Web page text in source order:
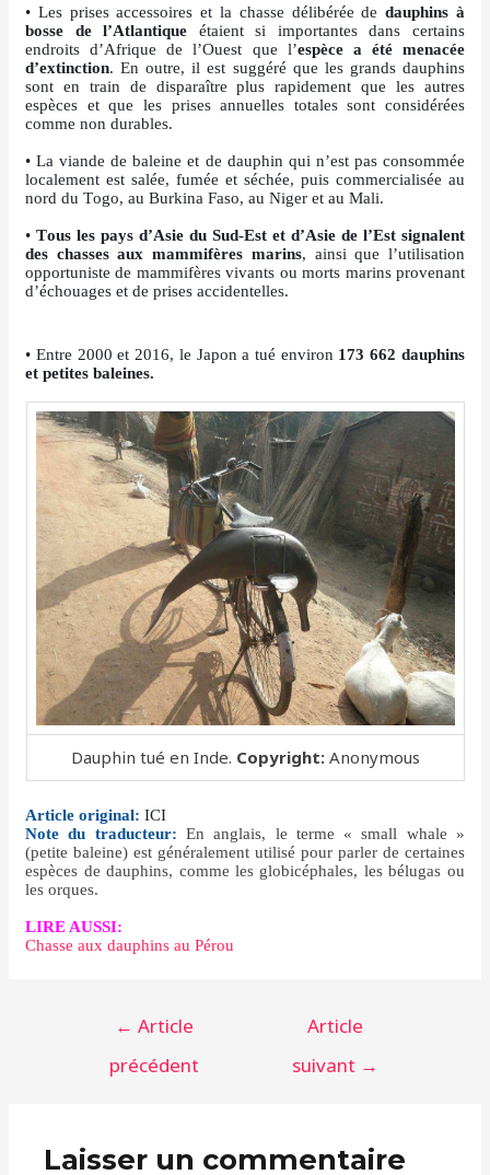
• Les prises accessoires et la chasse délibérée dedauphins à
bosse de l’Atlantique étaient si importantes dans certains
endroits d’Afrique de l’Ouest que l’espèce a été menacée
d’extinction. En outre, il est suggéré que les grands dauphins
sont en train de disparaître plus rapidement que les autres
espèces et que les prises annuelles totales sont considérées
comme non durables.
• La viande de baleine et de dauphin qui n’est pas consommée
localement est salée, fumée et séchée, puis commercialisée au
nord du Togo, au Burkina Faso, au Niger et au Mali.
•Tous les pays d’Asie du Sud-Est et d’Asie de l’Est signalent
des chasses aux mammifères marins, ainsi que l’utilisation
opportuniste de mammifères vivants ou morts marins provenant
d’échouages et de prises accidentelles.
• Entre 2000 et 2016, le Japon a tué environ 173 662 dauphins
et petites baleines.
Dauphin tué en Inde. Copyright:Anonymous
Article original:ICI
Note du traducteur: En anglais,
le terme « small whale »
(petite baleine) est généralement utilisé pour parler de certaines
espèces de dauphins, comme les globicéphales, les bélugas ou
les orques.
LIRE AUSSI:
Chasse aux dauphins au Pérou
Navigation
l’article
← Article
précédent
Article
suivant →
Laisser un commentaire